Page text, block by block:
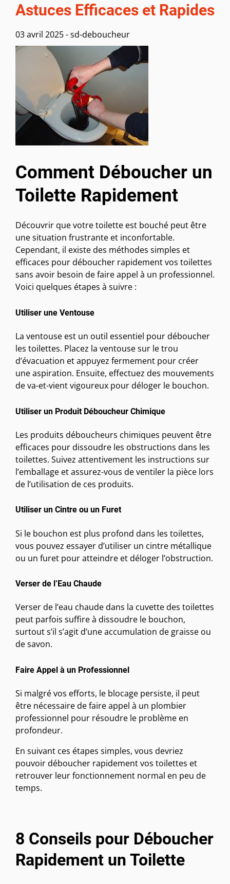
Astuces Efficaces et Rapides
03 avril 2025-sd-deboucheur
Comment Déboucher un
Toilette Rapidement
Découvrir que votre toilette est bouché peut être
une situation frustrante et inconfortable.
Cependant, il existe des méthodes simples et
efficaces pour déboucher rapidement vos toilettes
sans avoir besoin de faire appel à un professionnel.
Voici quelques étapes à suivre :
Utiliser une Ventouse
La ventouse est un outil essentiel pour déboucher
les toilettes. Placez la ventouse sur le trou
d’évacuation et appuyez fermement pour créer
une aspiration. Ensuite, effectuez des mouvements
de va-et-vient vigoureux pour déloger le bouchon.
Utiliser un Produit Déboucheur Chimique
Les produits déboucheurs chimiques peuvent être
efficaces pour dissoudre les obstructions dans les
toilettes. Suivez attentivement les instructions sur
l’emballage et assurez-vous de ventiler la pièce lors
de l’utilisation de ces produits.
Utiliser un Cintre ou un Furet
Si le bouchon est plus profond dans les toilettes,
vous pouvez essayer d’utiliser un cintre métallique
ou un furet pour atteindre et déloger l’obstruction.
Verser de l’Eau Chaude
Verser de l’eau chaude dans la cuvette des toilettes
peut parfois suffire à dissoudre le bouchon,
surtout s’il s’agit d’une accumulation de graisse ou
de savon.
Faire Appel à un Professionnel
Si malgré vos efforts, le blocage persiste, il peut
être nécessaire de faire appel à un plombier
professionnel pour résoudre le problème en
profondeur.
En suivant ces étapes simples, vous devriez
pouvoir déboucher rapidement vos toilettes et
retrouver leur fonctionnement normal en peu de
temps.
8 Conseils pour Déboucher
Rapidement un Toilette